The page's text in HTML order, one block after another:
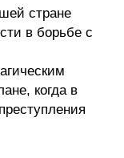
стране
в борьбе с
когда в